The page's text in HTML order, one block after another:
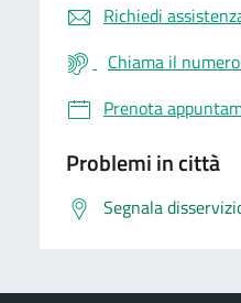
Richiedi
Chiama il
Prenota
Problemi in città
Segnala